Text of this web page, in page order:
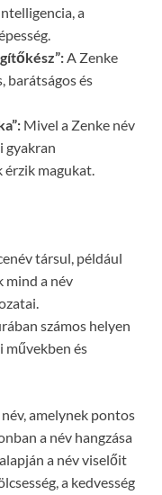
a
A Zenke
barátságos és
Mivel a Zenke név
gyakran
érzik magukat.
társul, például
mind a név
számos helyen
művekben és
amelynek pontos
a név hangzása
a név viselőit
a kedvesség